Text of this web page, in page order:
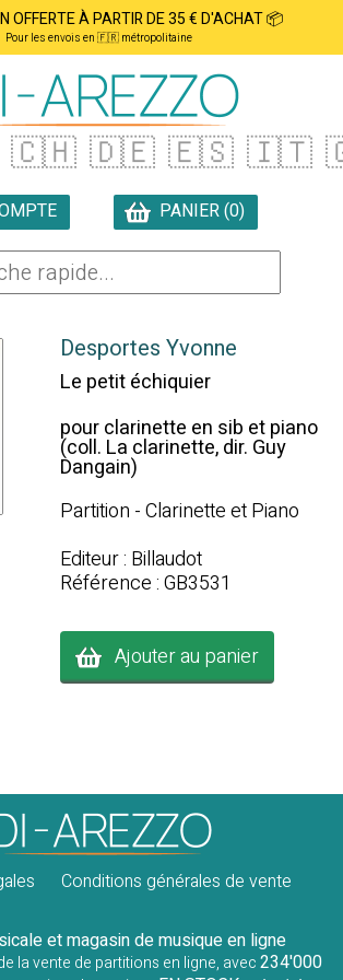
OFFERTE À PARTIR DE 35 € D'ACHAT 📦
Pour les envois en 🇫🇷 métropolitaine
🇨🇭 🇩🇪 🇪🇸 🇮🇹
PANIER (0)
Desportes Yvonne
Le petit échiquier
pour clarinette en sib et piano
(coll. La clarinette, dir. Guy
Dangain)
Partition - Clarinette et Piano
Editeur : Billaudot
Référence : GB3531
Ajouter au panier
Conditions générales de vente
et magasin de musique en ligne
la vente de partitions en ligne, avec234'000